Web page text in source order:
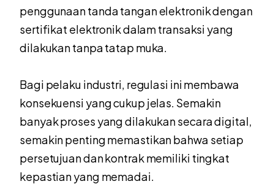
penggunaan tanda tangan elektronik dengan
sertifikat elektronik dalam transaksi yang
dilakukan tanpa tatap muka.
Bagi pelaku industri, regulasi ini membawa
konsekuensi yang cukup jelas. Semakin
banyak proses yang dilakukan secara digital,
semakin penting memastikan bahwa setiap
persetujuan dan kontrak memiliki tingkat
kepastian yang memadai.